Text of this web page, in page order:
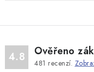
4.8 Ověřeno
481 recenzí.